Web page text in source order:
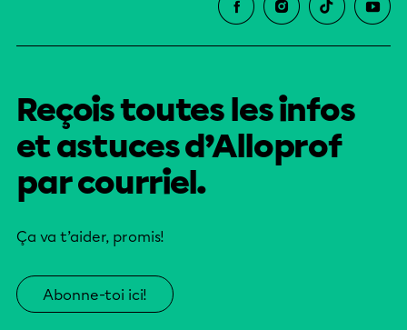
Reçois toutes les infos
et astuces d’Alloprof
par courriel.
Ça va t’aider, promis!
Abonne-toi ici!